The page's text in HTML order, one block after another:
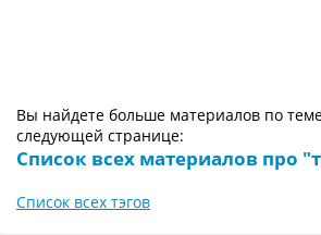
Вы найдете больше материалов по
следующей странице:
Список всех материалов про
Список всех тэгов